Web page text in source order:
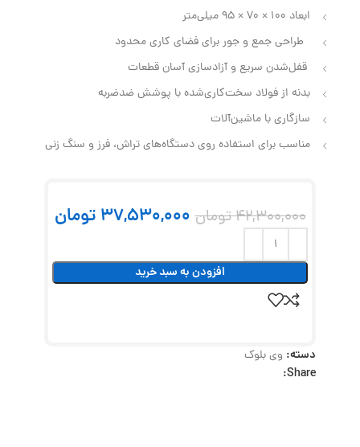
ابعاد 100 × 70 × 95 میلی‌متر
طراحی جمع‌ و جور برای فضای کاری محدود
قفل‌شدن سریع و آزادسازی آسان قطعات
بدنه از فولاد سخت‌کاری‌شده با پوشش ضدضربه
سازگاری با ماشین‌آلات
مناسب برای استفاده روی دستگاه‌های تراش، فرز و سنگ زنی
42,300,000تومان 37,530,000 تومان
افزودن به سبد خرید
دسته: وی بلوک
Share: